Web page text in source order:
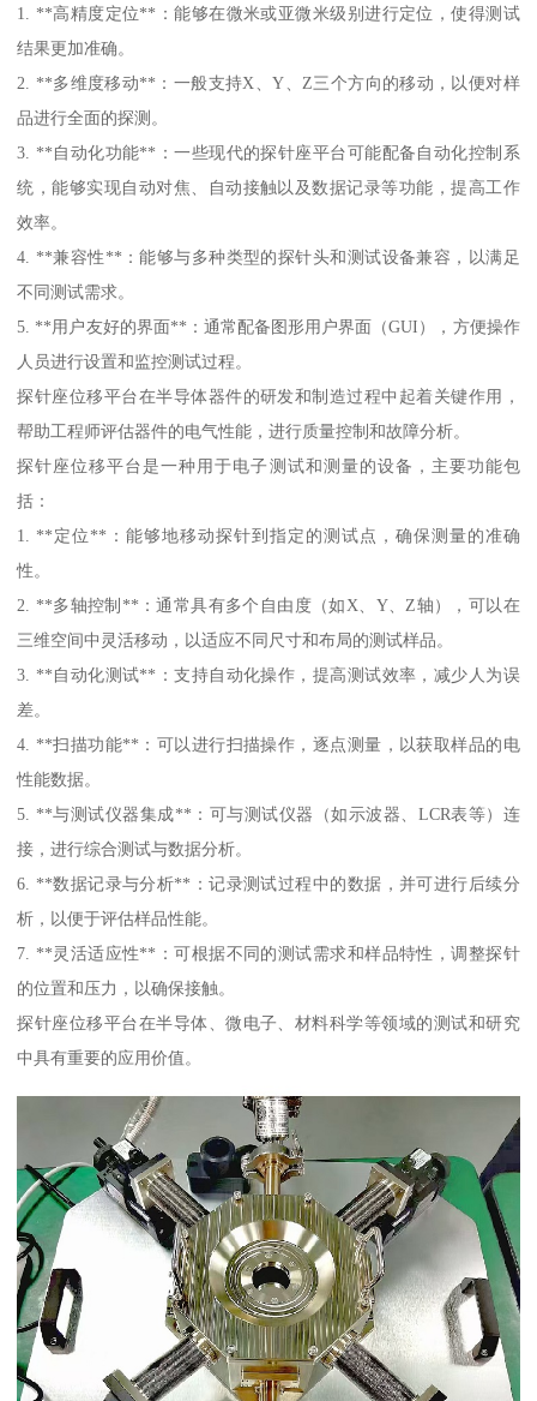
1. **高精度定位**：能够在微米或亚微米级别进行定位，使得测试
结果更加准确。
2. **多维度移动**：一般支持X、Y、Z三个方向的移动，以便对样
品进行全面的探测。
3. **自动化功能**：一些现代的探针座平台可能配备自动化控制系
统，能够实现自动对焦、自动接触以及数据记录等功能，提高工作
效率。
4. **兼容性**：能够与多种类型的探针头和测试设备兼容，以满足
不同测试需求。
5. **用户友好的界面**：通常配备图形用户界面（GUI），方便操作
人员进行设置和监控测试过程。
探针座位移平台在半导体器件的研发和制造过程中起着关键作用，
帮助工程师评估器件的电气性能，进行质量控制和故障分析。
探针座位移平台是一种用于电子测试和测量的设备，主要功能包
括：
1. **定位**：能够地移动探针到指定的测试点，确保测量的准确
性。
2. **多轴控制**：通常具有多个自由度（如X、Y、Z轴），可以在
三维空间中灵活移动，以适应不同尺寸和布局的测试样品。
3. **自动化测试**：支持自动化操作，提高测试效率，减少人为误
差。
4. **扫描功能**：可以进行扫描操作，逐点测量，以获取样品的电
性能数据。
5. **与测试仪器集成**：可与测试仪器（如示波器、LCR表等）连
接，进行综合测试与数据分析。
6. **数据记录与分析**：记录测试过程中的数据，并可进行后续分
析，以便于评估样品性能。
7. **灵活适应性**：可根据不同的测试需求和样品特性，调整探针
的位置和压力，以确保接触。
探针座位移平台在半导体、微电子、材料科学等领域的测试和研究
中具有重要的应用价值。